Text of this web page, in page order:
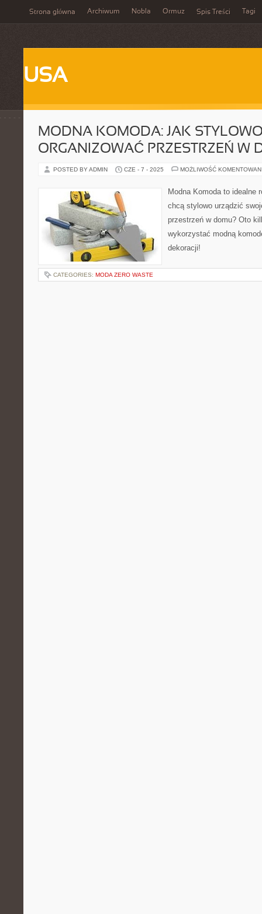
Strona główna Archiwum Nobla Ormuz Spis Treści Tagi
USA
MODNA KOMODA: JAK
ORGANIZOWAĆ PRZESTRZEŃ W
POSTED BY ADMIN CZE - 7 - 2025 MOŻLIWOŚĆ
Modna Komoda to idealne
chcą stylowo urządzić
przestrzeń w domu? Oto
wykorzystać modną
dekoracji!
CATEGORIES: MODA ZERO WASTE